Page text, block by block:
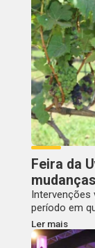
Feira da
Intervenções
período em
Ler mais